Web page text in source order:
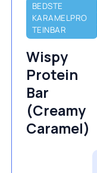
BEDSTE
KARAMELPRO
TEINBAR
Wispy
Protein
Bar
(Creamy
Caramel)